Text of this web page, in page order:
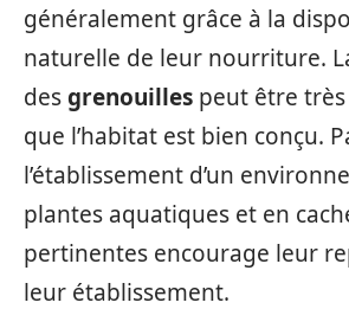
généralement grâce à la
naturelle de leur nourriture.
desgrenouilles peut être
que l’habitat est bien conçu.
l’établissement d’un
plantes aquatiques et en
pertinentes encourage leur
leur établissement.